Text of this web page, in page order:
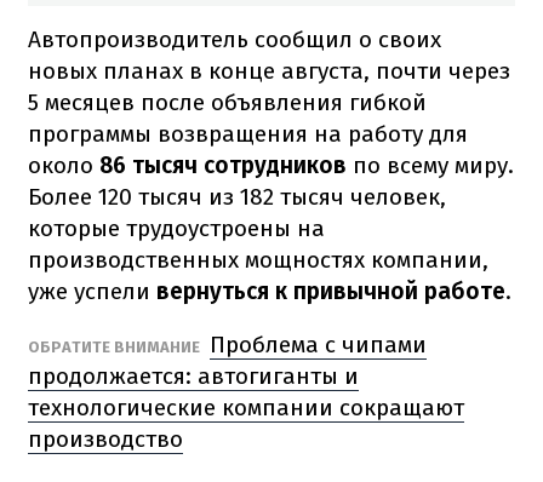
Автопроизводитель сообщил о своих
новых планах в конце августа, почти через
5 месяцев после объявления гибкой
программы возвращения на работу для
около 86 тысяч сотрудников по всему миру.
Более 120 тысяч из 182 тысяч человек,
которые трудоустроены на
производственных мощностях компании,
уже успели вернуться к привычной работе.
ОБРАТИТЕ ВНИМАНИЕ
Проблема с чипами
продолжается: автогиганты и
технологические компании сокращают
производство